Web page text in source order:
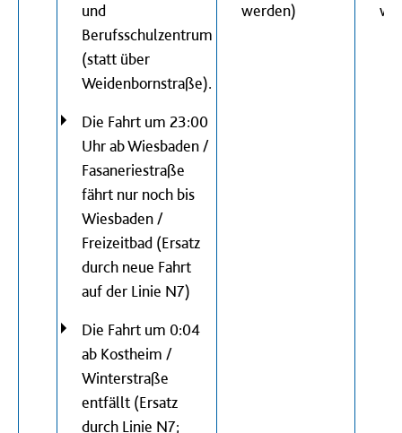
und
Berufsschulzentrum
(statt über
Weidenbornstraße).
Die Fahrt um 23:00
Uhr ab Wiesbaden /
Fasaneriestraße
fährt nur noch bis
Wiesbaden /
Freizeitbad (Ersatz
durch neue Fahrt
auf der Linie N7)
Die Fahrt um 0:04
ab Kostheim /
Winterstraße
entfällt (Ersatz
durch Linie N7;
werden)